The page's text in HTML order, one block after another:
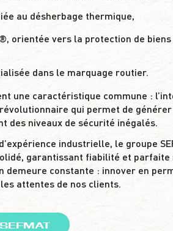
au désherbage thermique,
, orientée vers la protection de
dans le marquage routier.
une caractéristique commune :
qui permet de générer
des niveaux de sécurité inégalés.
industrielle, le groupe
garantissant fiabilité et parfaite
demeure constante : innover en
attentes de nos clients.